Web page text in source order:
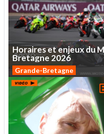
Horairesetenjeuxdu
Bretagne 2026
Grande-Bretagne